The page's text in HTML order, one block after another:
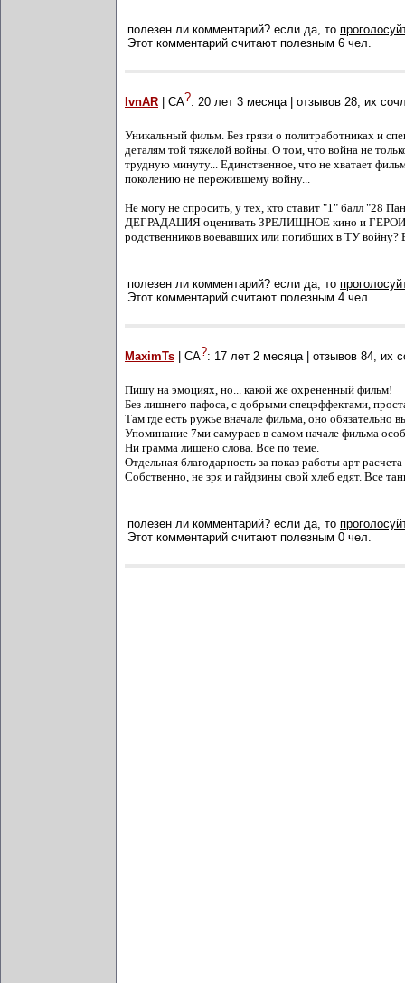
полезен ли комментарий? если да, то
Этот комментарий считают полезным 6 чел.
IvnAR | СА?: 20 лет 3 месяца| отзывов 28, их
Уникальный фильм. Без грязи о политработниках и
деталям той тяжелой войны. О том, что война не
трудную минуту... Единственное, что не хватает
поколению не пережившему войну...
Не могу не спросить, у тех, кто ставит "1" балл "28
ДЕГРАДАЦИЯ оценивать ЗРЕЛИЩНОЕ кино и
родственников воевавших или погибших в ТУ
полезен ли комментарий? если да, то
Этот комментарий считают полезным 4 чел.
MaximTs | СА?: 17 лет 2 месяца| отзывов 84, их
Пишу на эмоциях, но... какой же охрененный фильм!
Без лишнего пафоса, с добрыми спецэффектами,
Там где есть ружье вначале фильма, оно обязательно
Упоминание 7ми самураев в самом начале фильма
Ни грамма лишено слова. Все по теме.
Отдельная благодарность за показ работы арт
Собственно, не зря и гайдзины свой хлеб едят. Все
полезен ли комментарий? если да, то
Этот комментарий считают полезным 0 чел.